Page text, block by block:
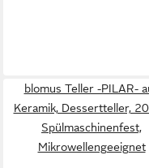
blomus Teller -PILAR-
Keramik, Dessertteller,
Spülmaschinenfest,
Mikrowellengeeignet